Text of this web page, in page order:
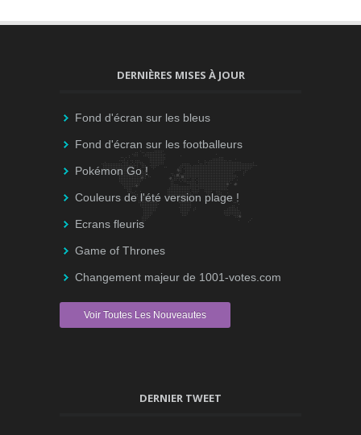
DERNIÈRES MISES À JOUR
Fond d'écran sur les bleus
Fond d'écran sur les footballeurs
Pokémon Go !
Couleurs de l'été version plage !
Ecrans fleuris
Game of Thrones
Changement majeur de 1001-votes.com
Voir Toutes Les Nouveautes
DERNIER TWEET